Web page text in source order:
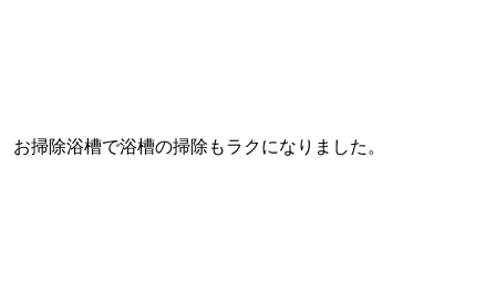
お掃除浴槽で浴槽の掃除もラクになりました。